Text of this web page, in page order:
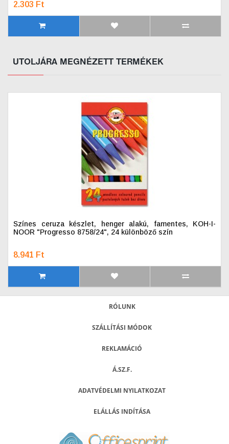
2.303 Ft
UTOLJÁRA MEGNÉZETT TERMÉKEK
Színes ceruza készlet, henger alakú, famentes, KOH-I-
NOOR "Progresso 8758/24", 24 különböző szín
8.941 Ft
RÓLUNK
SZÁLLÍTÁSI MÓDOK
REKLAMÁCIÓ
Á.SZ.F.
ADATVÉDELMI NYILATKOZAT
ELÁLLÁS INDÍTÁSA